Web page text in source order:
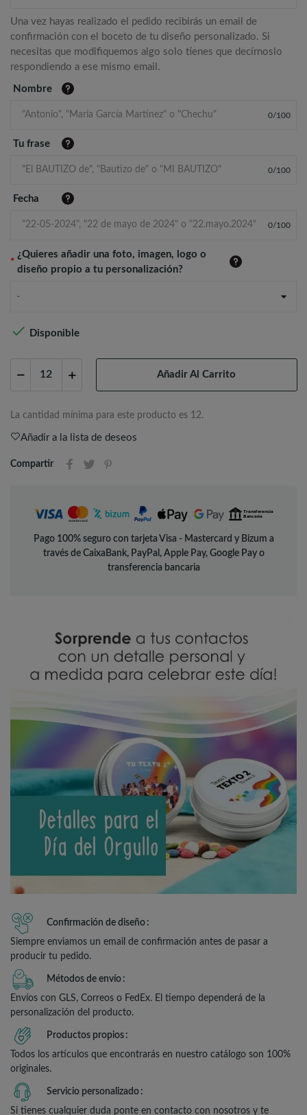
Una vez hayas realizado el pedido recibirás un email de
confirmación con el boceto de tu diseño personalizado. Si
necesitas que modifiquemos algo solo tienes que decírnoslo
respondiendo a ese mismo email.
Nombre
0/100
Tu frase
0/100
Fecha
0/100
*
¿Quieres añadir una foto, imagen, logo o
diseño propio a tu personalización?
-
 Disponible
Añadir Al Carrito
La cantidad mínima para este producto es 12.
Añadir a la lista de deseos
Compartir
Pago 100% seguro con tarjeta Visa - Mastercard y Bizum a
través de CaixaBank, PayPal, Apple Pay, Google Pay o
transferencia bancaria
Confirmación de diseño
Siempre enviamos un email de confirmación antes de pasar a
producir tu pedido.
Métodos de envío
Envíos con GLS, Correos o FedEx. El tiempo dependerá de la
personalización del producto.
Productos propios
Todos los artículos que encontrarás en nuestro catálogo son 100%
originales.
Servicio personalizado
Si tienes cualquier duda ponte en contacto con nosotros y te